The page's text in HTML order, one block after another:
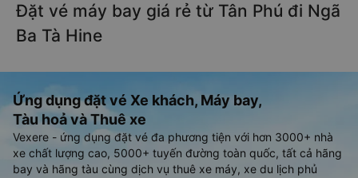
Đặt vé máy bay giá rẻ từ Tân Phú đi Ngã
Ba Tà Hine
Ứng dụng đặt vé Xe khách, Máy bay,
Tàu hoả và Thuê xe
Vexere - ứng dụng đặt vé đa phương tiện với hơn 3000+ nhà
xe chất lượng cao, 5000+ tuyến đường toàn quốc, tất cả hãng
bay và hãng tàu cùng dịch vụ thuê xe máy, xe du lịch phủ